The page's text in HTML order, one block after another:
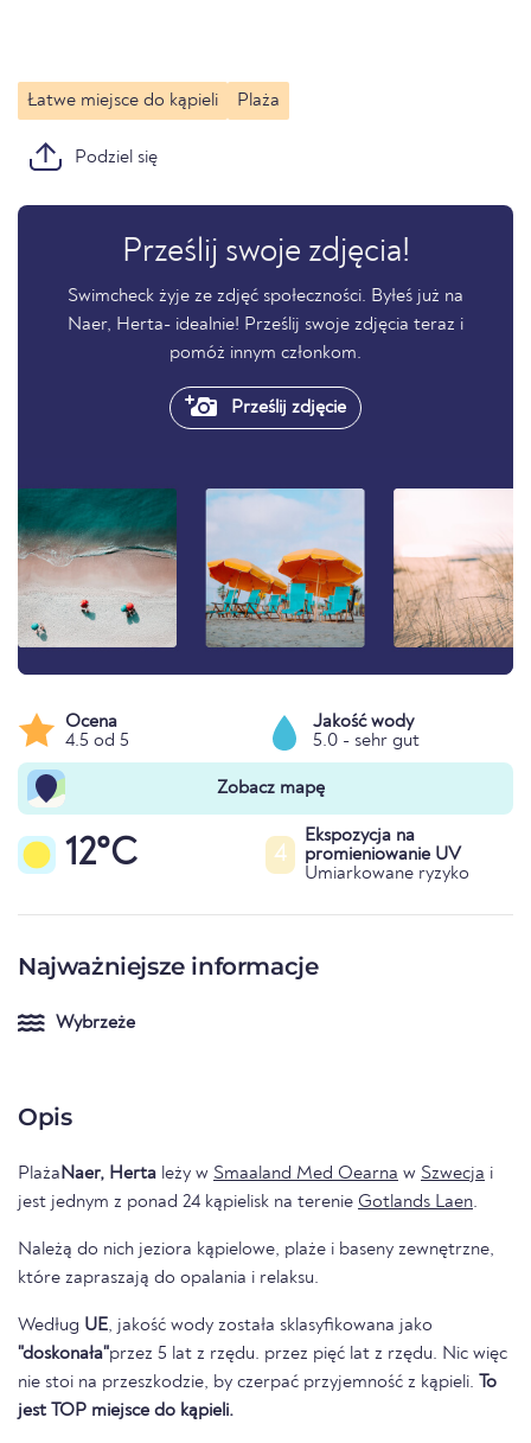
Łatwe miejsce do kąpieli Plaża
Podziel się
Prześlij swoje zdjęcia!
Swimcheck żyje ze zdjęć społeczności. Byłeś już na
Naer, Herta- idealnie! Prześlij swoje zdjęcia teraz i
pomóż innym członkom.
Prześlij zdjęcie
Ocena
4.5 od 5
Jakość wody
5.0 - sehr gut
Zobacz mapę
12°C 4
Ekspozycja na
promieniowanie UV
Umiarkowane ryzyko
Najważniejsze informacje
Wybrzeże
Opis
PlażaNaer, Herta leży w Smaaland Med Oearna w Szwecja i
jest jednym z ponad 24 kąpielisk na terenie Gotlands Laen.
Należą do nich jeziora kąpielowe, plaże i baseny zewnętrzne,
które zapraszają do opalania i relaksu.
Według UE, jakość wody została sklasyfikowana jako
"doskonała"przez 5 lat z rzędu. przez pięć lat z rzędu. Nic więc
nie stoi na przeszkodzie, by czerpać przyjemność z kąpieli. To
jest TOP miejsce do kąpieli.